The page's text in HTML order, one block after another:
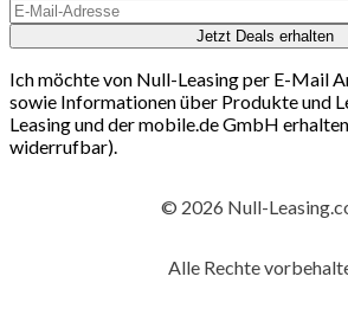
Jetzt Deals erhalten
Ich möchte von Null-Leasing per E-Mail
sowie Informationen über Produkte und
Leasing und der mobile.de GmbH
widerrufbar).
© 2026 Null-
Alle Rechte